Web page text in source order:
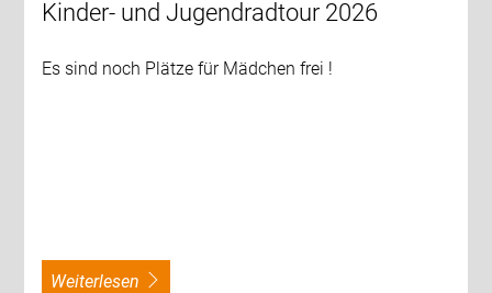
Kinder- und Jugendradtour 2026
Es sind noch Plätze für Mädchen frei !
weiterlesen